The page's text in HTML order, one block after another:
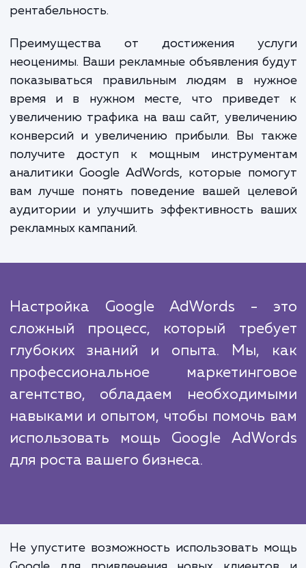
Наши специалисты проводят глубокий
ключевых слов, создают
эффективные рекламные
настраивают параметры
бюджеты и ставки, а также
сложные функции, такие как
ремаркетинг, конверсии и т.д. Мы
выполняем постоянный
оптимизацию ваших рекламных
чтобы обеспечить их высокую
показываться правильным людям в
время и в нужном месте, что
увеличению трафика на ваш сайт,
конверсий и увеличению прибыли. Вы
получите доступ к мощным
аналитики Google AdWords, которые
вам лучше понять поведение вашей
аудитории и улучшить эффективность
рекламных кампаний.
Настройка Google AdWords -